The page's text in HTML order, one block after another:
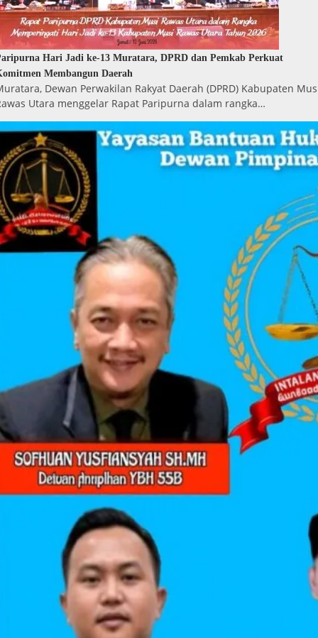
Hari Jadi ke-13 Muratara, DPRD dan Pemkab Perkuat
Membangun Daerah
Dewan Perwakilan Rakyat Daerah (DPRD) Kabupaten
Utara menggelar Rapat Paripurna dalam rangka…